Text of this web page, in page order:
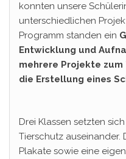
konnten unsere
unterschiedlichen
Programm standen ein
Entwicklung und
mehrere Projekte
die Erstellung eines
Drei Klassen setzten
Tierschutz
Plakate sowie eine